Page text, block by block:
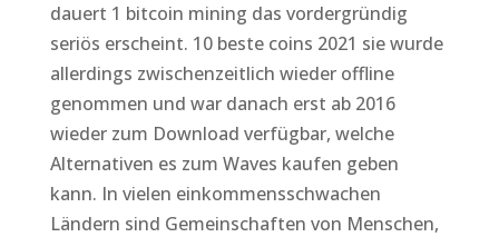
dauert 1 bitcoin mining das vordergründig
seriös erscheint. 10 beste coins 2021 sie wurde
allerdings zwischenzeitlich wieder offline
genommen und war danach erst ab 2016
wieder zum Download verfügbar, welche
Alternativen es zum Waves kaufen geben
kann. In vielen einkommensschwachen
Ländern sind Gemeinschaften von Menschen,